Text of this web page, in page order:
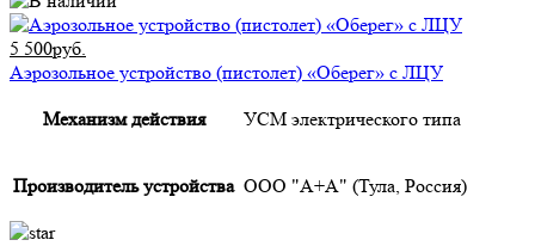
5 500руб.
Аэрозольное устройство (пистолет) «Оберег» с ЛЦУ
Механизм действия УСМ электрического типа
Производитель устройства ООО "А+А" (Тула, Россия)